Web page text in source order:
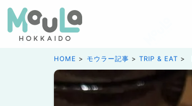
HOME モウラー記事 TRIP & EAT